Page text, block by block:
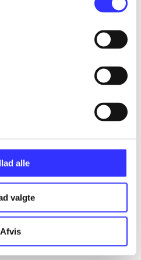
alle
valgte
Afvis
fordelt på udgivelser